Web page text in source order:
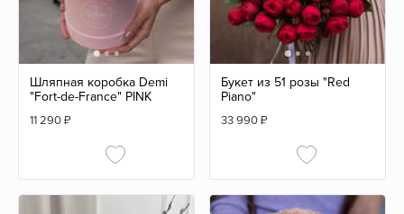
Шляпная коробка Demi
"Fort-de-France" PINK
11 290₽
Букет из 51 розы "Red
Piano"
33 990₽